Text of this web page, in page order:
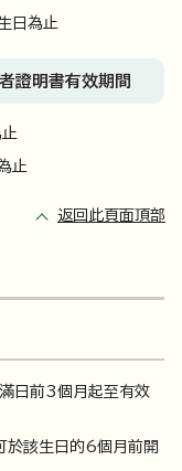
日為止
證明書有效期間
止
返回此頁面頂部
日前3個月起至有效
於該生日的6個月前開